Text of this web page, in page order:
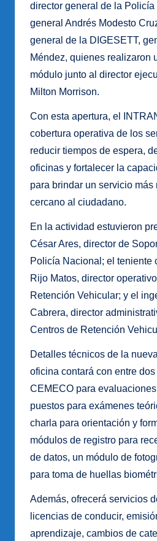
director general de la
general Andrés Modesto
general de la DIGESETT,
Méndez, quienes realizaron
módulo junto al director
Milton Morrison.
Con esta apertura, el
cobertura operativa de los
reducir tiempos de espera,
oficinas y fortalecer la
para brindar un servicio más
cercano al ciudadano.
En la actividad estuvieron
César Ares, director de
Policía Nacional; el teniente
Rijo Matos, director
Retención Vehicular; y el
Cabrera, director
Centros de Retención
Detalles técnicos de la
oficina contará con entre
CEMECO para
puestos para exámenes
charla para orientación y
módulos de registro para
de datos, un módulo de
para toma de huellas
Además, ofrecerá servicios
licencias de conducir,
aprendizaje, cambios de